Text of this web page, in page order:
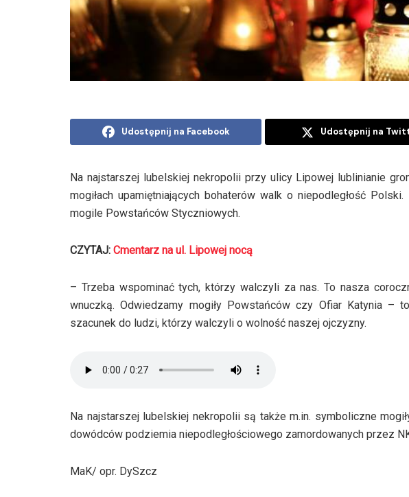
Udostępnij na Facebook Udostępnij na
Na najstarszej lubelskiej nekropolii przy ulicy Lipowej lublinianie
mogiłach upamiętniających bohaterów walk o niepodległość
mogile Powstańców Styczniowych.
CZYTAJ: Cmentarz na ul. Lipowej nocą
– Trzeba wspominać tych, którzy walczyli za nas. To nasza
wnuczką. Odwiedzamy mogiły Powstańców czy Ofiar Katynia –
szacunek do ludzi, którzy walczyli o wolność naszej ojczyzny.
Na najstarszej lubelskiej nekropolii są także m.in. symboliczne
dowódców podziemia niepodległościowego zamordowanych przez
MaK/ opr. DySzcz